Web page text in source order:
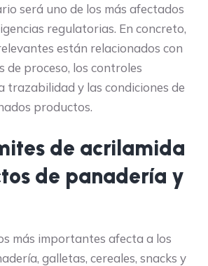
será uno de los más afectados
regulatorias. En concreto,
están relacionados con
de proceso, los controles
trazabilidad y las condiciones de
productos.
de acrilamida
de panadería y
más importantes afecta a los
galletas, cereales, snacks y